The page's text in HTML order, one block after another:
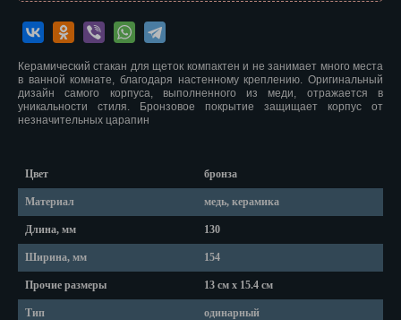
Киров
Кострома
Курган
Кызыл
Керамический стакан для щеток компактен и не занимает много места
в ванной комнате, благодаря настенному креплению. Оригинальный
дизайн самого корпуса, выполненного из меди, отражается в
уникальности стиля. Бронзовое покрытие защищает корпус от
незначительных царапин
Цвет бронза
Материал медь, керамика
Длина, мм 130
Ширина, мм 154
Прочие размеры 13 см х 15.4 см
Тип одинарный